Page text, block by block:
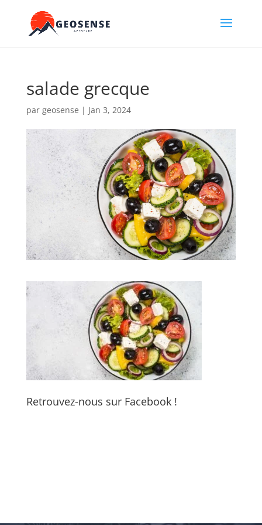
salade grecque
par geosense | Jan 3, 2024
Retrouvez-nous sur Facebook !